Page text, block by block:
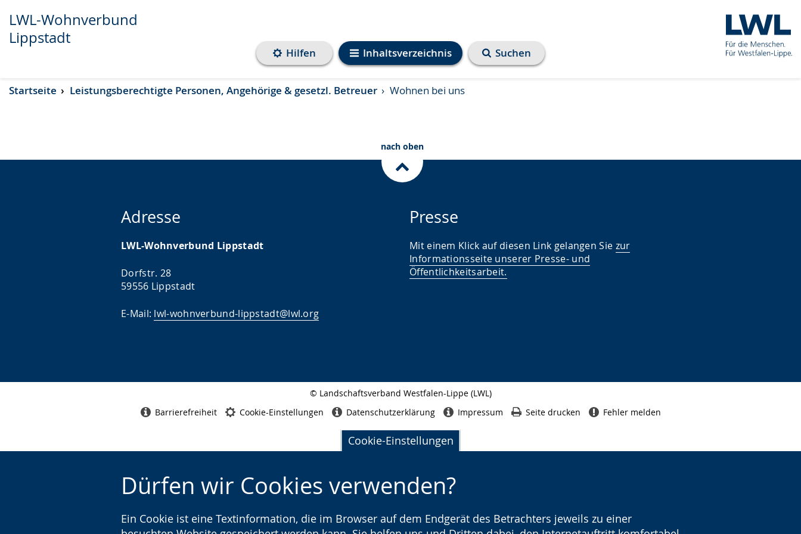
Transkript anzeigen
Abspielen
Pausieren
LWL-Wohnverbund
Lippstadt
Inhaltsverzeichnis
Hilfen Suchen
Cookie-Einstellungen
Dürfen wir Cookies verwenden?
Ein Cookie ist eine Textinformation, die im Browser auf dem Endgerät des Betrachters jeweils zu einer
Startseite Leistungsberechtigte Personen, Angehörige & gesetzl. Betreuer Wohnen bei uns
nach oben
Adresse
LWL-Wohnverbund Lippstadt
Dorfstr. 28
59556 Lippstadt
E-Mail: lwl-wohnverbund-lippstadt@lwl.org
Presse
Mit einem Klick auf diesen Link gelangen Sie zur
Informationsseite unserer Presse- und
Öffentlichkeitsarbeit.
© Landschaftsverband Westfalen-Lippe (LWL)
Barrierefreiheit Cookie-Einstellungen Datenschutzerklärung Impressum Seite drucken Fehler melden